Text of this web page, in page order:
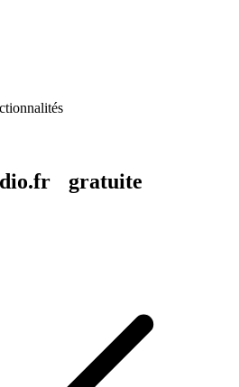
gratuite